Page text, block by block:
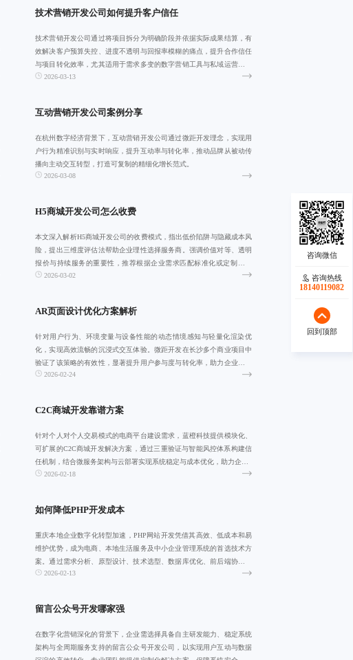
技术营销开发公司如何提升客户信任
技术营销开发公司通过将项目拆分为明确阶段并依据实际成果结算，有
效解决客户预算失控、进度不透明与回报率模糊的痛点，提升合作信任
与项目转化效率，尤其适用于需求多变的数字营销工具与私域运营系统
开发场景。
2026-03-13
互动营销开发公司案例分享
在杭州数字经济背景下，互动营销开发公司通过微距开发理念，实现用
户行为精准识别与实时响应，提升互动率与转化率，推动品牌从被动传
播向主动交互转型，打造可复制的精细化增长范式。
2026-03-08
H5商城开发公司怎么收费
本文深入解析H5商城开发公司的收费模式，指出低价陷阱与隐藏成本风
险，提出三维度评估法帮助企业理性选择服务商。强调价值对等、透明
报价与持续服务的重要性，推荐根据企业需求匹配标准化或定制化方
案，实现高效转
2026-03-02
AR页面设计优化方案解析
针对用户行为、环境变量与设备性能的动态情境感知与轻量化渲染优
化，实现高效流畅的沉浸式交互体验。微距开发在长沙多个商业项目中
验证了该策略的有效性，显著提升用户参与度与转化率，助力企业数字
化转型。
2026-02-24
C2C商城开发靠谱方案
针对个人对个人交易模式的电商平台建设需求，蓝橙科技提供模块化、
可扩展的C2C商城开发解决方案，通过三重验证与智能风控体系构建信
任机制，结合微服务架构与云部署实现系统稳定与成本优化，助力企业3
个月内快速
2026-02-18
如何降低PHP开发成本
重庆本地企业数字化转型加速，PHP网站开发凭借其高效、低成本和易
维护优势，成为电商、本地生活服务及中小企业管理系统的首选技术方
案。通过需求分析、原型设计、技术选型、数据库优化、前后端协同、
测试部署等标
2026-02-13
留言公众号开发哪家强
在数字化营销深化的背景下，企业需选择具备自主研发能力、稳定系统
架构与全周期服务支持的留言公众号开发公司，以实现用户互动与数据
咨询热线
18140119082
回到顶部
咨询热线
18140119082
回到顶部